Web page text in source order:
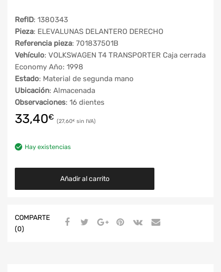
RefID: 1380343
Pieza: ELEVALUNAS DELANTERO DERECHO
Referencia pieza: 701837501B
Vehículo: VOLKSWAGEN T4 TRANSPORTER Caja cerrada
Economy Año: 1998
Estado: Material de segunda mano
Ubicación: Almacenada
Observaciones: 16 dientes
33,40€ 27,60€
Hay existencias
Añadir al carrito
COMPARTE
(0)